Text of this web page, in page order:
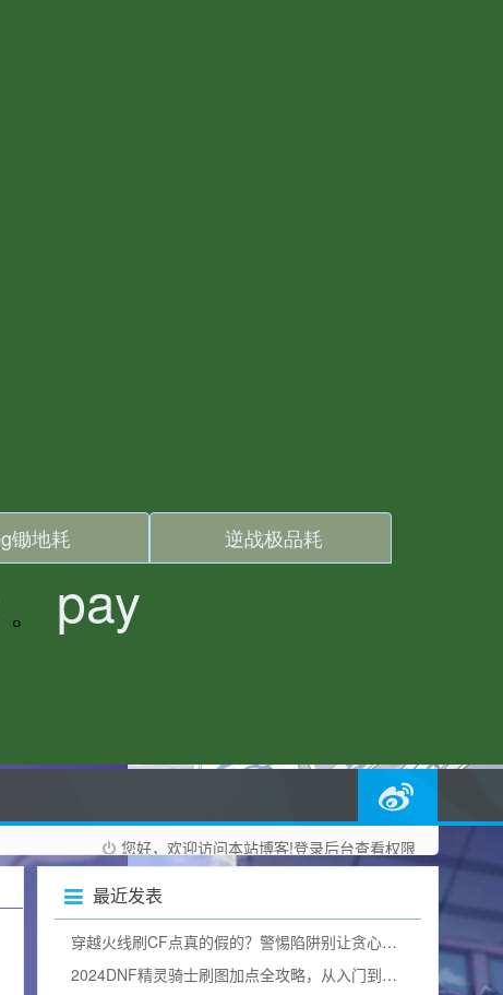
您好，欢迎访问本站博客!登录后台查看权限
最近发表
穿越火线刷CF点真的假的？警惕陷阱别让贪心毁掉游戏体验
2024DNF精灵骑士刷图加点全攻略，从入门到精通，打造一线输出（附加点图）